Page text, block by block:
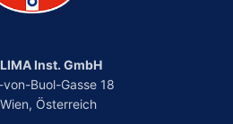
Inst. GmbH
Buol-Gasse 18
Österreich